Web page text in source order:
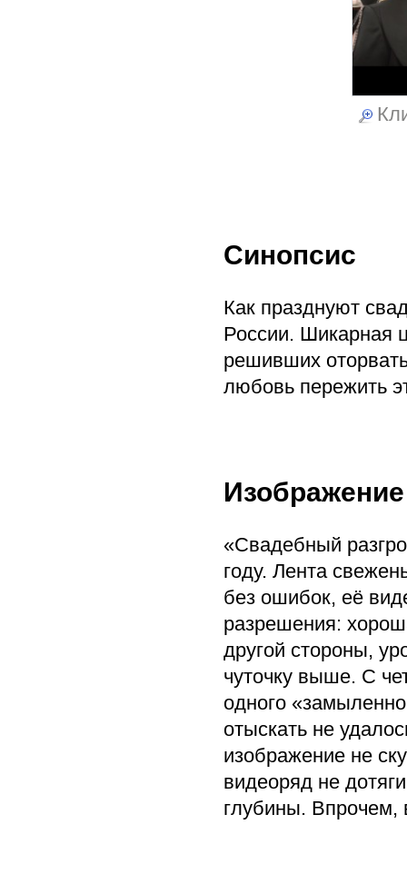
Синопсис
Как празднуют
России. Шикарная
решивших
любовь пережить
Изображение
«Свадебный
году. Лента
без ошибок, её
разрешения:
другой стороны,
чуточку выше. С
одного
отыскать не
изображение не
видеоряд не
глубины. Впрочем,